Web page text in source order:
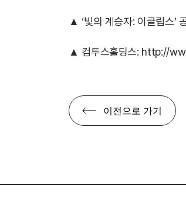
▲ ‘빛의 계승자: 이클립스’
▲ 컴투스홀딩스: http://
이전으로 가기